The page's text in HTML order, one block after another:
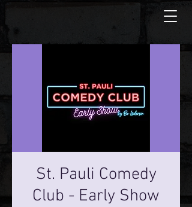
St. Pauli Comedy
Club - Early Show